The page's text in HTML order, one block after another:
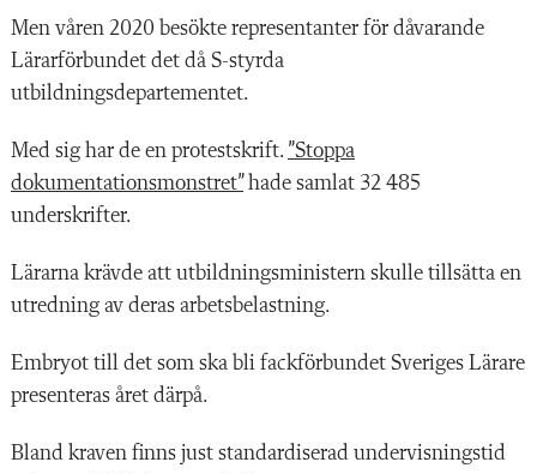
Men våren 2020 besökte representanter för dåvarande
Lärarförbundet det då S-styrda
utbildningsdepartementet.
Med sig har de en protestskrift. ”Stoppa
dokumentationsmonstret”hade samlat 32 485
underskrifter.
Lärarna krävde att utbildningsministern skulle tillsätta en
utredning av deras arbetsbelastning.
Embryot till det som ska bli fackförbundet Sveriges Lärare
presenteras året därpå.
Bland kraven finns just standardiserad undervisningstid